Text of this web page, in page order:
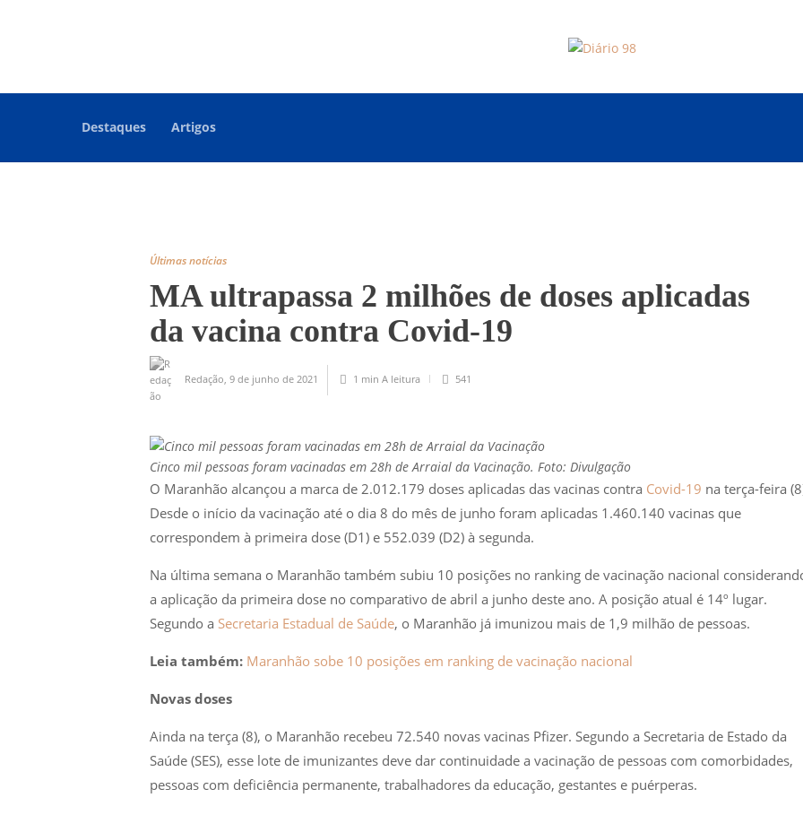
Destaques Artigos
Últimas notícias
MA ultrapassa 2 milhões de doses aplicadas
da vacina contra Covid-19
Redação 9 de junho de 2021 1 min A leitura 541
Cinco mil pessoas foram vacinadas em 28h de Arraial da Vacinação. Foto: Divulgação
O Maranhão alcançou a marca de 2.012.179 doses aplicadas das vacinas contra Covid-19 na terça-feira
Desde o início da vacinação até o dia 8 do mês de junho foram aplicadas 1.460.140 vacinas que
correspondem à primeira dose (D1) e 552.039 (D2) à segunda.
Na última semana o Maranhão também subiu 10 posições no ranking de vacinação nacional
a aplicação da primeira dose no comparativo de abril a junho deste ano. A posição atual é 14º lugar.
Segundo a Secretaria Estadual de Saúde, o Maranhão já imunizou mais de 1,9 milhão de pessoas.
Leia também: Maranhão sobe 10 posições em ranking de vacinação nacional
Novas doses
Ainda na terça (8), o Maranhão recebeu 72.540 novas vacinas Pfizer. Segundo a Secretaria de Estado da
Saúde (SES), esse lote de imunizantes deve dar continuidade a vacinação de pessoas com comorbidades,
pessoas com deficiência permanente, trabalhadores da educação, gestantes e puérperas.